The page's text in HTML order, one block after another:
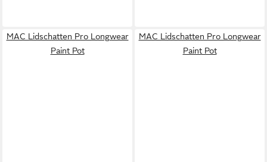
MAC Lidschatten Pro Longwear
Paint Pot
MAC Lidschatten Pro Longwear
Paint Pot